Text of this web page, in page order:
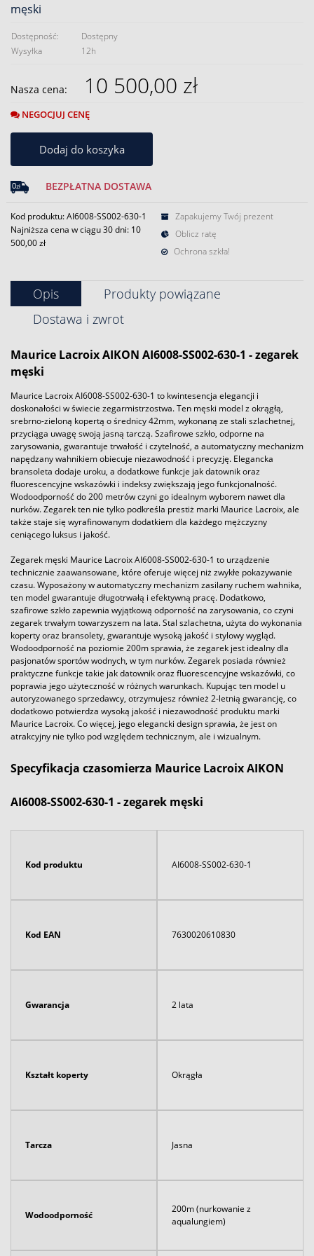
męski
Dostępność:
Dostępny
Wysyłka
12h
Nasza cena: 10 500,00 zł
NEGOCJUJ CENĘ
Dodaj do koszyka
BEZPŁATNA DOSTAWA
Kod produktu: AI6008-SS002-630-1
Najniższa cena w ciągu 30 dni: 10
500,00 zł
Zapakujemy Twój prezent
Oblicz ratę
Ochrona szkła!
Opis
Produkty powiązane
Dostawa i zwrot
Maurice Lacroix AIKON AI6008-SS002-630-1 - zegarek
męski
Maurice Lacroix AI6008-SS002-630-1 to kwintesencja elegancji i
doskonałości w świecie zegarmistrzostwa. Ten męski model z okrągłą,
srebrno-zieloną kopertą o średnicy 42mm, wykonaną ze stali szlachetnej,
przyciąga uwagę swoją jasną tarczą. Szafirowe szkło, odporne na
zarysowania, gwarantuje trwałość i czytelność, a automatyczny mechanizm
napędzany wahnikiem obiecuje niezawodność i precyzję. Elegancka
bransoleta dodaje uroku, a dodatkowe funkcje jak datownik oraz
fluorescencyjne wskazówki i indeksy zwiększają jego funkcjonalność.
Wodoodporność do 200 metrów czyni go idealnym wyborem nawet dla
nurków. Zegarek ten nie tylko podkreśla prestiż marki Maurice Lacroix, ale
także staje się wyrafinowanym dodatkiem dla każdego mężczyzny
ceniącego luksus i jakość.
Zegarek męski Maurice Lacroix AI6008-SS002-630-1 to urządzenie
technicznie zaawansowane, które oferuje więcej niż zwykłe pokazywanie
czasu. Wyposażony w automatyczny mechanizm zasilany ruchem wahnika,
ten model gwarantuje długotrwałą i efektywną pracę. Dodatkowo,
szafirowe szkło zapewnia wyjątkową odporność na zarysowania, co czyni
zegarek trwałym towarzyszem na lata. Stal szlachetna, użyta do wykonania
koperty oraz bransolety, gwarantuje wysoką jakość i stylowy wygląd.
Wodoodporność na poziomie 200m sprawia, że zegarek jest idealny dla
pasjonatów sportów wodnych, w tym nurków. Zegarek posiada również
praktyczne funkcje takie jak datownik oraz fluorescencyjne wskazówki, co
poprawia jego użyteczność w różnych warunkach. Kupując ten model u
autoryzowanego sprzedawcy, otrzymujesz również 2-letnią gwarancję, co
dodatkowo potwierdza wysoką jakość i niezawodność produktu marki
Maurice Lacroix. Co więcej, jego elegancki design sprawia, że jest on
atrakcyjny nie tylko pod względem technicznym, ale i wizualnym.
Specyfikacja czasomierza Maurice Lacroix AIKON
AI6008-SS002-630-1 - zegarek męski
Kod produktu AI6008-SS002-630-1
Kod EAN 7630020610830
Gwarancja 2 lata
Kształt koperty Okrągła
Tarcza Jasna
Wodoodporność
200m (nurkowanie z
aqualungiem)